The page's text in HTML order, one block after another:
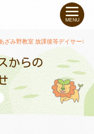
６才）
ま
MENU
ざみ野教室 放課後等デイサービ
からの